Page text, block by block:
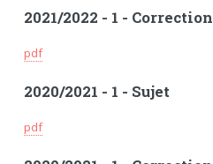
2021/2022 - 1 - Correction
pdf
2020/2021 - 1 - Sujet
pdf